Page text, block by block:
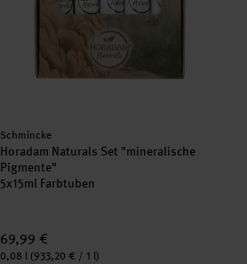
Hersteller:
Schmincke
Horadam Naturals Set "mineralische
Pigmente"
5x15ml Farbtuben
69,99 €
Inhalt:
0,08 l (933,20 € / 1 l)